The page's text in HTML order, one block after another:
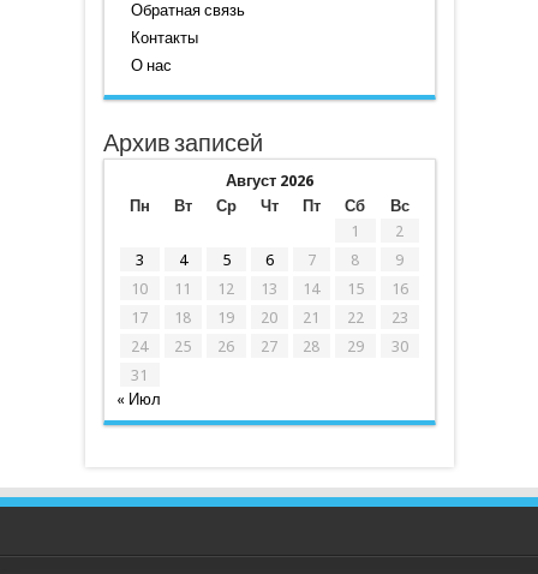
Обратная связь
Контакты
О нас
Архив записей
Август 2026
Пн
Вт Ср Чт Пт Сб
Вс
1
2
3
4 5 6 7 8
9
10
11 12 13 14 15
16
17
18 19 20 21 22
23
24
25 26 27 28 29
30
31
« Июл